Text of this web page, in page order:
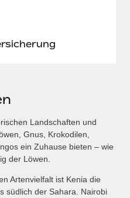
Landschaften und
Gnus, Krokodilen,
ein Zuhause bieten – wie
der Löwen.
Artenvielfalt ist Kenia die
südlich der Sahara. Nairobi